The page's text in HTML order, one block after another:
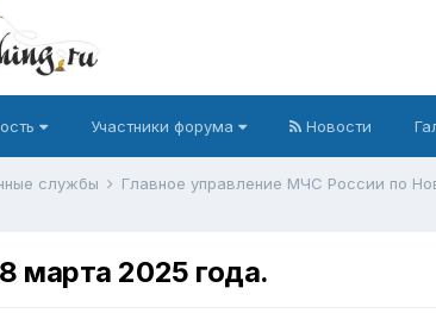
Участники форума Новости
службы Главное управление МЧС России по
марта 2025 года.